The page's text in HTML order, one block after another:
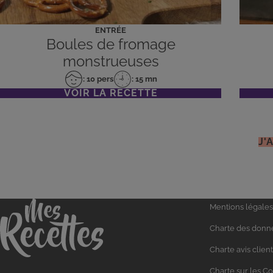
ENTRÉE
Boules de fromage
monstrueuses
Nombre
de
: 10 pers
Temps
de
: 15 mn
VOIR LA RECETTE
Accueil
Liens
utiles
Mentions légales
Charte des
Charte avis
Charte sur les